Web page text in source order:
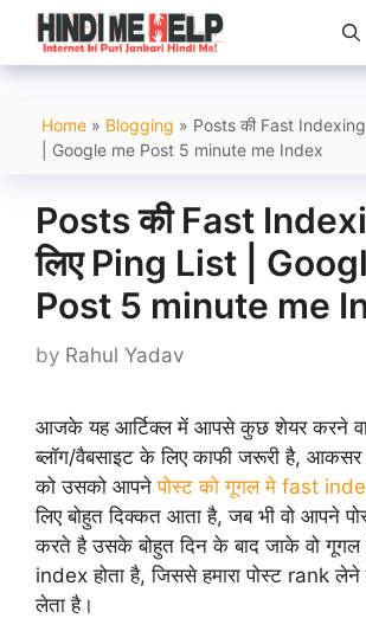
Skip
content
Home » Blogging » Posts की Fast
| Google me Post 5 minute me Index
Posts की Fast
लिए Ping List |
Post 5 minute me
by Rahul Yadav
आजके यह आर्टिक्ल में आपसे कुछ शेयर करने
ब्लॉग/वैबसाइट के लिए काफी जरूरी है,
को उसको आपनेपोस्ट को गूगल मे fast
लिए बोहुत दिक्कत आता है, जब भी वो आपने
करते है उसके बोहुत दिन के बाद जाके वो
index होता है, जिससे हमारा पोस्ट rank
लेता है।